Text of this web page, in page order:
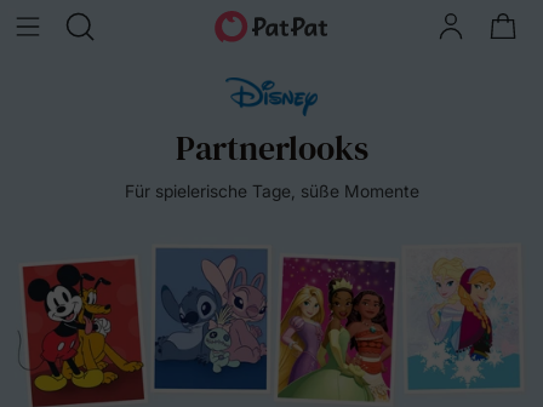
Partnerlooks
Für spielerische Tage, süße Momente